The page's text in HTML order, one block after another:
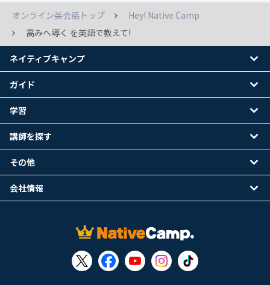
オンライン英会話トップ
Hey! Native Camp
高みへ導く を英語で教えて!
ネイティブキャンプ
ガイド
学習
講師を探す
その他
会社情報